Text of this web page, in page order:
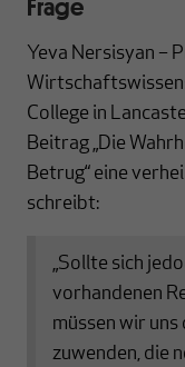
Yeva Nersisyan –
College in
Beitrag „Die
Betrug“ eine
schreibt:
„Sollte sich
vorhandenen
müssen wir
zuwenden, die